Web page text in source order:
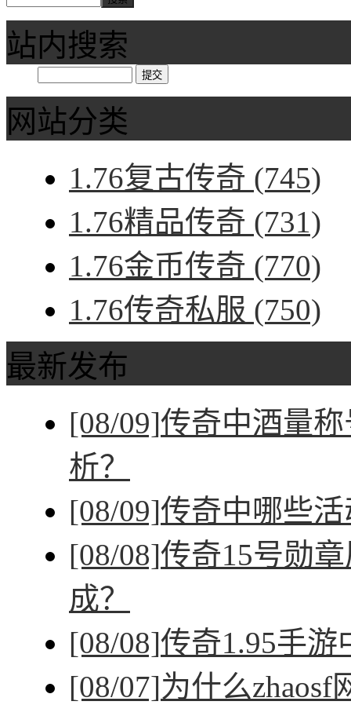
站内搜索
网站分类
1.76复古传奇 (745)
1.76精品传奇 (731)
1.76金币传奇 (770)
1.76传奇私服 (750)
最新发布
[08/09]传奇中酒量
析？
[08/09]传奇中哪些
[08/08]传奇15号勋
成？
[08/08]传奇1.95手
[08/07]为什么